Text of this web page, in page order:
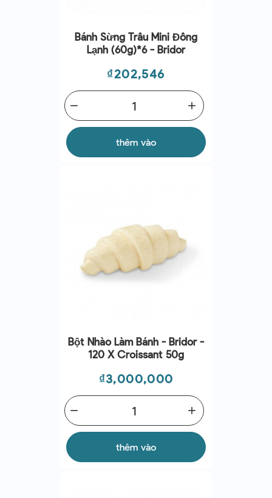
Bánh Sừng Trâu Mini Đông
Lạnh (60g)*6 - Bridor
Giá
₫202,546
add
remove
thêm vào
Bột Nhào Làm Bánh - Bridor -
120 X Croissant 50g
Giá
₫3,000,000
add
remove
thêm vào